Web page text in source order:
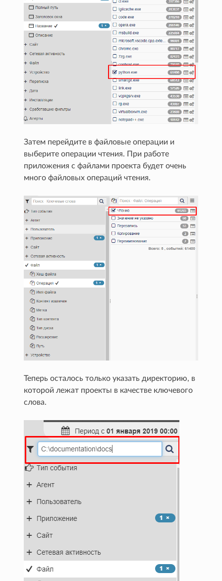
Затем перейдите в файловые операции и
выберите операции чтения. При работе
приложения с файлами проекта будет очень
много файловых операций чтения.
Теперь осталось только указать директорию, в
которой лежат проекты в качестве ключевого
слова.